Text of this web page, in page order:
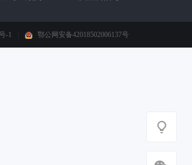
-1 鄂公网安备42018502006137号